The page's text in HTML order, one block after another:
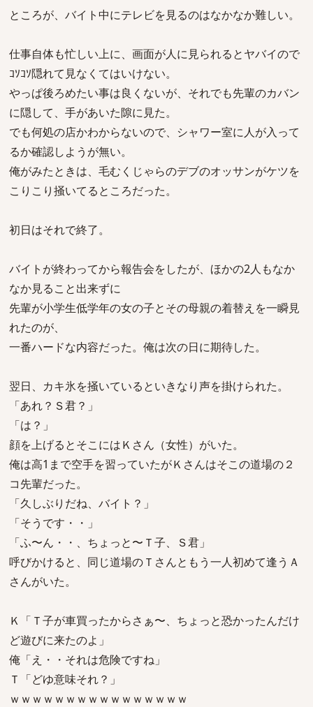
ところが、バイト中にテレビを見るのはなかなか難しい。
仕事自体も忙しい上に、画面が人に見られるとヤバイので
ｺｿｺｿ隠れて見なくてはいけない。
やっぱ後ろめたい事は良くないが、それでも先輩のカバン
に隠して、手があいた隙に見た。
でも何処の店かわからないので、シャワー室に人が入って
るか確認しようが無い。
俺がみたときは、毛むくじゃらのデブのオッサンがケツを
こりこり掻いてるところだった。
初日はそれで終了。
バイトが終わってから報告会をしたが、ほかの2人もなか
なか見ること出来ずに
先輩が小学生低学年の女の子とその母親の着替えを一瞬見
れたのが、
一番ハードな内容だった。俺は次の日に期待した。
翌日、カキ氷を掻いているといきなり声を掛けられた。
「あれ？Ｓ君？」
「は？」
顔を上げるとそこにはＫさん（女性）がいた。
俺は高1まで空手を習っていたがＫさんはそこの道場の２
コ先輩だった。
「久しぶりだね、バイト？」
「そうです・・」
「ふ〜ん・・、ちょっと〜Ｔ子、Ｓ君」
呼びかけると、同じ道場のＴさんともう一人初めて逢うＡ
さんがいた。
Ｋ「Ｔ子が車買ったからさぁ〜、ちょっと恐かったんだけ
ど遊びに来たのよ」
俺「え・・それは危険ですね」
Ｔ「どゆ意味それ？」
ｗｗｗｗｗｗｗｗｗｗｗｗｗｗｗｗ